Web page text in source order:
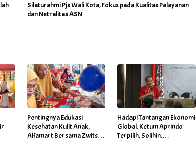
Silaturahmi Pjs Wali Kota, Fokus pada Kualitas Pelayanan
dan Netralitas ASN
Pentingnya Edukasi
Kesehatan Kulit Anak,
Alfamart Bersama Zwitsal
Hadapi Tantangan Ekonomi
Global. Ketum Aprindo
Terpilih, Solihin,